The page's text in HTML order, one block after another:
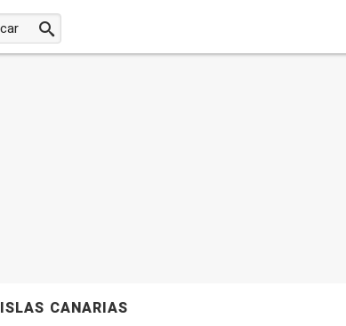
ISLAS CANARIAS